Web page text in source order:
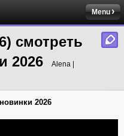
Menu
смотреть
2026
Alena |
2026